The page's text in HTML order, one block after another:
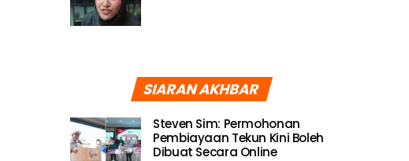
SIARAN AKHBAR
Steven Sim: Permohonan
Pembiayaan Tekun Kini Boleh
Dibuat Secara Online